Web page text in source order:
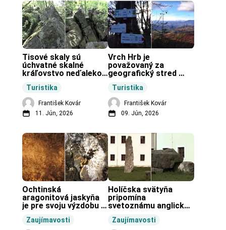
Turistika
Tisové skaly sú
úchvatné skalné
kráľovstvo neďaleko
František Kovár
11. Jún, 2026
Turistika
Vrch Hrb je
považovaný za
geografický stred
František Kovár
09. Jún, 2026
Zaujímavosti
Ochtinská
aragonitová jaskyňa
je pre svoju výzdobu
vo svete.
Zaujímavosti
Holíčska svätyňa
pripomína
svetoznámu anglickú